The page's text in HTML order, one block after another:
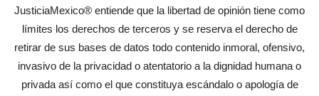
JusticiaMexico® entiende que la libertad de opinión tiene como
límites los derechos de terceros y se reserva el derecho de
retirar de sus bases de datos todo contenido inmoral, ofensivo,
invasivo de la privacidad o atentatorio a la dignidad humana o
privada así como el que constituya escándalo o apología de